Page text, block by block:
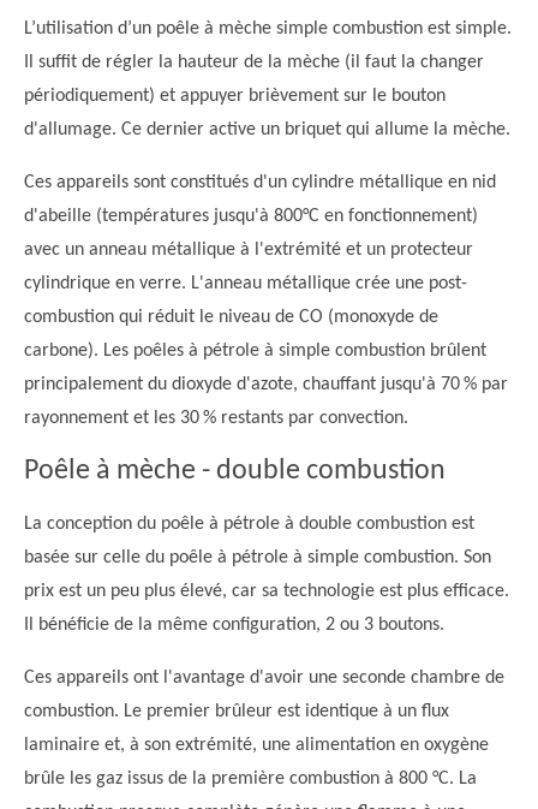
L’utilisation d’un poêle à mèche simple combustion est simple.
Il suffit de régler la hauteur de la mèche (il faut la changer
périodiquement) et appuyer brièvement sur le bouton
d'allumage. Ce dernier active un briquet qui allume la mèche.
Ces appareils sont constitués d'un cylindre métallique en nid
d'abeille (températures jusqu'à 800°C en fonctionnement)
avec un anneau métallique à l'extrémité et un protecteur
cylindrique en verre. L'anneau métallique crée une post-
combustion qui réduit le niveau de CO (monoxyde de
carbone). Les poêles à pétrole à simple combustion brûlent
principalement du dioxyde d'azote, chauffant jusqu'à 70 % par
rayonnement et les 30 % restants par convection.
Poêle à mèche - double combustion
La conception du poêle à pétrole à double combustion est
basée sur celle du poêle à pétrole à simple combustion. Son
prix est un peu plus élevé, car sa technologie est plus efficace.
Il bénéficie de la même configuration, 2 ou 3 boutons.
Ces appareils ont l'avantage d'avoir une seconde chambre de
combustion. Le premier brûleur est identique à un flux
laminaire et, à son extrémité, une alimentation en oxygène
brûle les gaz issus de la première combustion à 800 °C. La